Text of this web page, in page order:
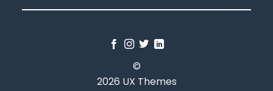
©
2026 UX Themes